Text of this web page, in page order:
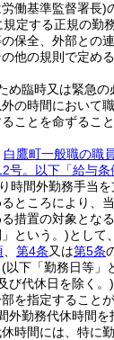
働基準監督署長)
規定する正規の勤
保全、外部との
他の規則で定め
め臨時又は緊急の
の時間において
ことを命ずること
白鷹町一般職の職
号。以下「給与条
時間外勤務手当
ところにより、
措置の対象とな
」という。)として
第4条又は第5条
(以下「勤務日等」
び代休日を除く。)
を指定することが
外勤務代休時間を
時間には、特に